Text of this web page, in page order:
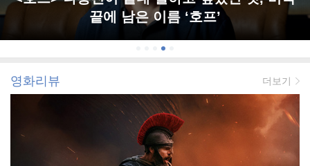
끝에 남은 이름 ‘호프’
영화리뷰 더보기